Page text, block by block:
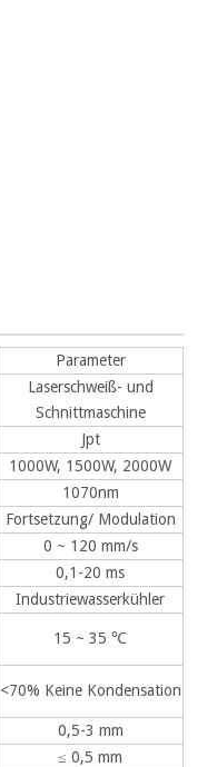
Parameter
Laserschweiß- und
Schnittmaschine
Jpt
1000W, 1500W, 2000W
1070nm
Fortsetzung/ Modulation
0 ~ 120 mm/s
0,1-20 ms
Industriewasserkühler
15 ~ 35 ℃
<70% Keine Kondensation
0,5-3 mm
≤ 0,5 mm